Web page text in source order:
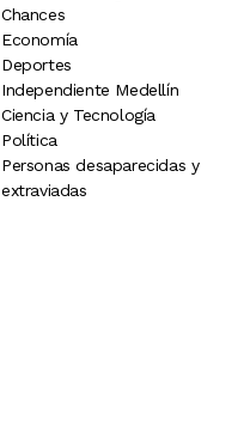
Chances
Economía
Deportes
Independiente Medellín
Ciencia y Tecnología
Política
Personas desaparecidas y
extraviadas